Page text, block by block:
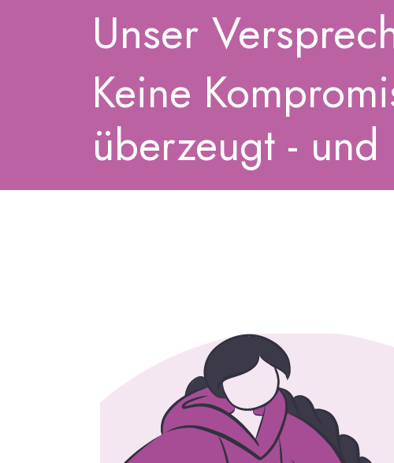
Unser
Keine
überzeugt - und